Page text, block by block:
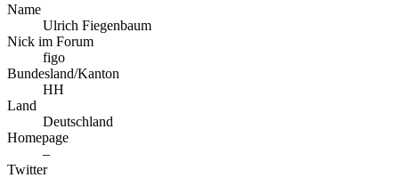
Name
Ulrich Fiegenbaum
Nick im Forum
figo
Bundesland/Kanton
HH
Land
Deutschland
Homepage
–
Twitter